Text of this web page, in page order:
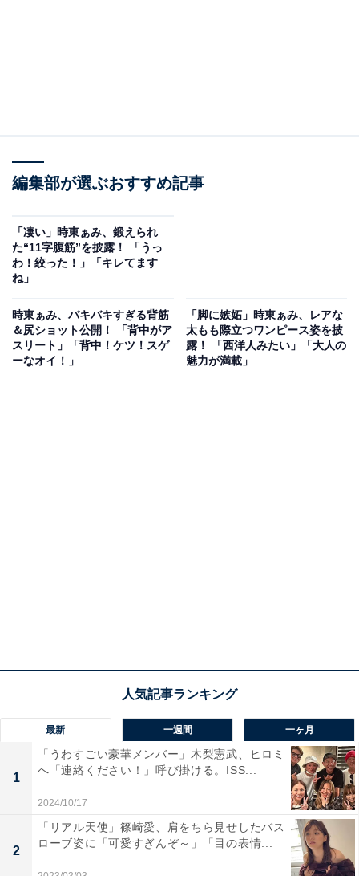
編集部が選ぶおすすめ記事
「凄い」時東ぁみ、鍛えられ
た“11字腹筋”を披露！ 「うっ
わ！絞った！」「キレてます
ね」
時東ぁみ、バキバキすぎる背筋
＆尻ショット公開！ 「背中がア
スリート」「背中！ケツ！スゲ
ーなオイ！」
「脚に嫉妬」時東ぁみ、レアな
太もも際立つワンピース姿を披
露！ 「西洋人みたい」「大人の
魅力が満載」
最新 一週間 一ヶ月
1
「うわすごい豪華メンバー」木梨憲武、ヒロミ
へ「連絡ください！」呼び掛ける。ISS...
2024/10/17
2
「リアル天使」篠崎愛、肩をちら見せしたバス
ローブ姿に「可愛すぎんぞ～」「目の表情...